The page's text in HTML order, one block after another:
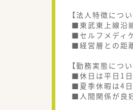
【法人特徴につい
■東武東上線沿
■セルフメディ
■経営層との距
【勤務実態につい
■休日は平日1日
■夏季休暇は4日
■人間関係が良